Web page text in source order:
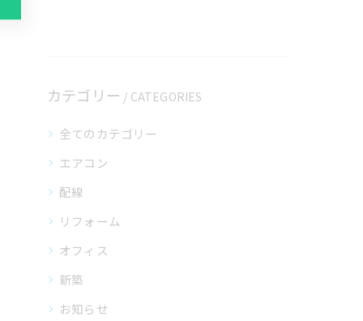
カテゴリー CATEGORIES
全てのカテゴリー
エアコン
配線
リフォーム
オフィス
新築
お知らせ